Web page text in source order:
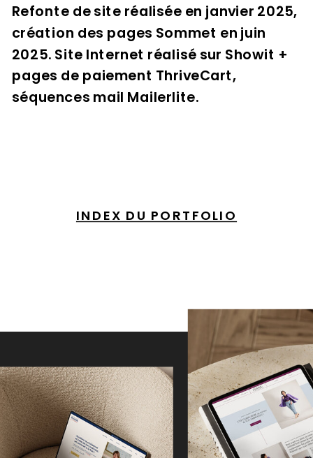
Refonte de site réalisée en janvier 2025,
création des pages Sommet en juin
2025. Site Internet réalisé sur Showit +
pages de paiement ThriveCart,
séquences mail Mailerlite.
INDEX DU PORTFOLIO